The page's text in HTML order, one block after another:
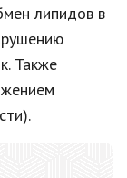
липидов в
Также